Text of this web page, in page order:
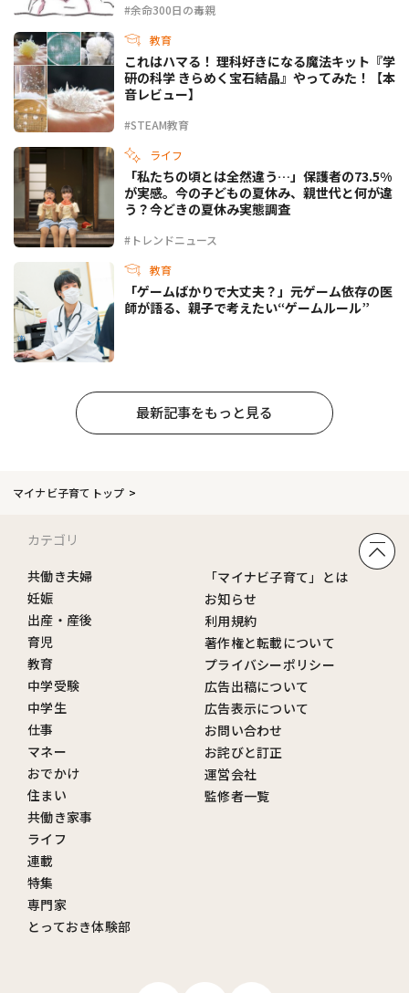
#余命300日の毒親
教育
#STEAM教育
これはハマる！ 理科好きになる魔法キット『学
研の科学 きらめく宝石結晶』やってみた！【本
音レビュー】
ライフ
#トレンドニュース
「私たちの頃とは全然違う…」保護者の73.5%
が実感。今の子どもの夏休み、親世代と何が違
う？今どきの夏休み実態調査
教育
「ゲームばかりで大丈夫？」元ゲーム依存の医
師が語る、親子で考えたい“ゲームルール”
最新記事をもっと見る
マイナビ子育てトップ
カテゴリ
共働き夫婦
妊娠
出産・産後
育児
教育
中学受験
中学生
仕事
マネー
おでかけ
住まい
共働き家事
ライフ
連載
特集
専門家
とっておき体験部
「マイナビ子育て」とは
お知らせ
利用規約
著作権と転載について
プライバシーポリシー
広告出稿について
広告表示について
お問い合わせ
お詫びと訂正
運営会社
監修者一覧